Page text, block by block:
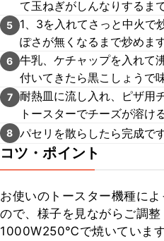
て玉ねぎがしんなりするま
5
1、3を入れてさっと中火で
ぽさが無くなるまで炒めます
6 牛乳、ケチャップを入れて
付いてきたら黒こしょうで
7 耐熱皿に流し入れ、ピザ用
トースターでチーズが溶け
8 パセリを散らしたら完成です
コツ・ポイント
お使いのトースター機種に
ので、様子を見ながらご調
1000W250℃で焼いています